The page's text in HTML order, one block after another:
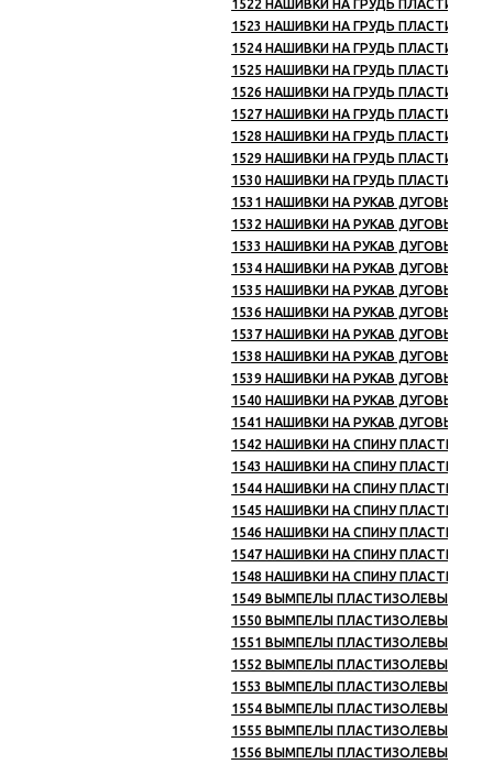
1522 НАШИВКИ НА ГРУДЬ
1523 НАШИВКИ НА ГРУДЬ
1524 НАШИВКИ НА ГРУДЬ
1525 НАШИВКИ НА ГРУДЬ
1526 НАШИВКИ НА ГРУДЬ
1527 НАШИВКИ НА ГРУДЬ
1528 НАШИВКИ НА ГРУДЬ
1529 НАШИВКИ НА ГРУДЬ
1530 НАШИВКИ НА ГРУДЬ
1531 НАШИВКИ НА РУКАВ ДУГОВЫЕ
1532 НАШИВКИ НА РУКАВ ДУГОВЫЕ
1533 НАШИВКИ НА РУКАВ ДУГОВЫЕ
1534 НАШИВКИ НА РУКАВ ДУГОВЫЕ
1535 НАШИВКИ НА РУКАВ ДУГОВЫЕ
1536 НАШИВКИ НА РУКАВ ДУГОВЫЕ
1537 НАШИВКИ НА РУКАВ ДУГОВЫЕ
1538 НАШИВКИ НА РУКАВ ДУГОВЫЕ
1539 НАШИВКИ НА РУКАВ ДУГОВЫЕ
1540 НАШИВКИ НА РУКАВ ДУГОВЫЕ
1541 НАШИВКИ НА РУКАВ ДУГОВЫЕ
1542 НАШИВКИ НА СПИНУ
1543 НАШИВКИ НА СПИНУ
1544 НАШИВКИ НА СПИНУ
1545 НАШИВКИ НА СПИНУ
1546 НАШИВКИ НА СПИНУ
1547 НАШИВКИ НА СПИНУ
1548 НАШИВКИ НА СПИНУ
1549 ВЫМПЕЛЫ ПЛАСТИЗОЛЕВЫЕ ВС
1550 ВЫМПЕЛЫ ПЛАСТИЗОЛЕВЫЕ УБД
1551 ВЫМПЕЛЫ ПЛАСТИЗОЛЕВЫЕ ВМФ
1552 ВЫМПЕЛЫ ПЛАСТИЗОЛЕВЫЕ МВД
1553 ВЫМПЕЛЫ ПЛАСТИЗОЛЕВЫЕ ВВ
1554 ВЫМПЕЛЫ ПЛАСТИЗОЛЕВЫЕ ПС
1555 ВЫМПЕЛЫ ПЛАСТИЗОЛЕВЫЕ ФСБ
1556 ВЫМПЕЛЫ ПЛАСТИЗОЛЕВЫЕ МЧС